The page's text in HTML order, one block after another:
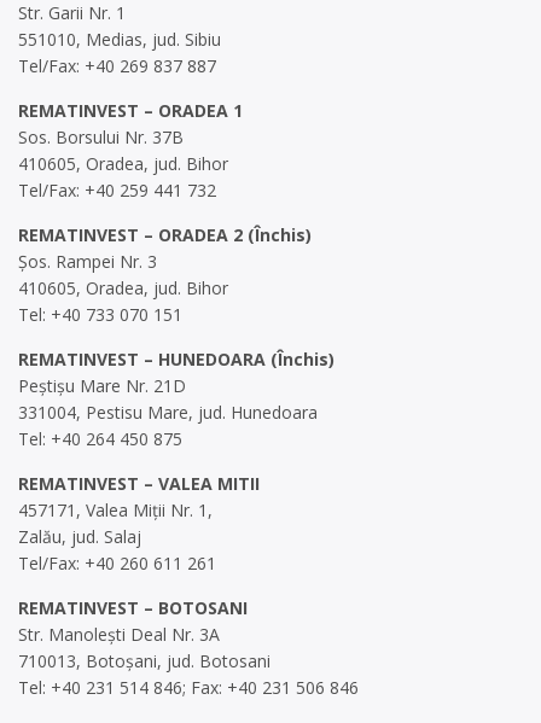
Str. Garii Nr. 1
551010, Medias, jud. Sibiu
Tel/Fax: +40 269 837 887
REMATINVEST – ORADEA 1
Sos. Borsului Nr. 37B
410605, Oradea, jud. Bihor
Tel/Fax: +40 259 441 732
REMATINVEST – ORADEA 2 (Închis)
Șos. Rampei Nr. 3
410605, Oradea, jud. Bihor
Tel: +40 733 070 151
REMATINVEST – HUNEDOARA (Închis)
Peștișu Mare Nr. 21D
331004, Pestisu Mare, jud. Hunedoara
Tel: +40 264 450 875
REMATINVEST – VALEA MITII
457171, Valea Miții Nr. 1,
Zalău, jud. Salaj
Tel/Fax: +40 260 611 261
REMATINVEST – BOTOSANI
Str. Manolești Deal Nr. 3A
710013, Botoșani, jud. Botosani
Tel: +40 231 514 846; Fax: +40 231 506 846